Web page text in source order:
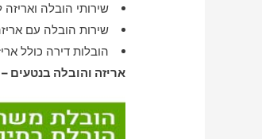
שירותי הובלה
שירות הובלה עם
הובלות דירה כולל
אריזה והובלה בנטעים